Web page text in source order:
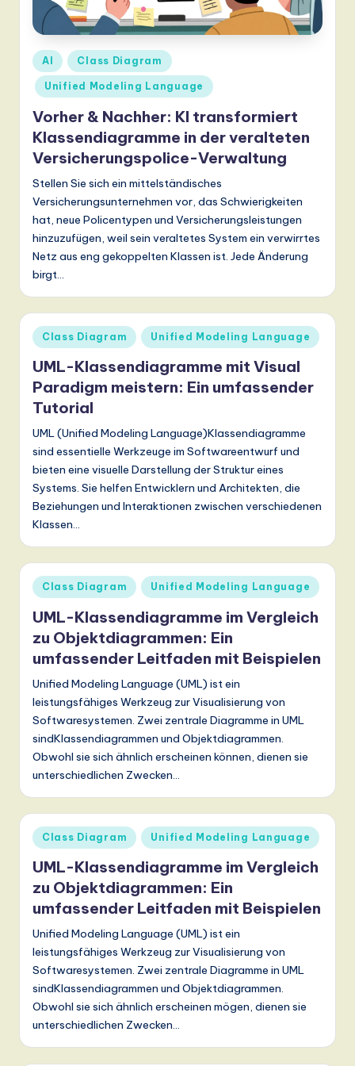
m
a
n
-
L
a
t
e
s
t
r
e
n
d
s
in
A
I,
S
o
ft
w
a
r
e
,
a
n
d
D
ig
it
a
In
n
o
v
a
Posted
in
AI Class Diagram
Unified Modeling Language
Vorher & Nachher: KI transformiert
Klassendiagramme in der veralteten
Versicherungspolice-Verwaltung
Stellen Sie sich ein mittelständisches
Versicherungsunternehmen vor, das Schwierigkeiten
hat, neue Policentypen und Versicherungsleistungen
hinzuzufügen, weil sein veraltetes System ein verwirrtes
Netz aus eng gekoppelten Klassen ist. Jede Änderung
birgt…
Posted
in
Class Diagram Unified Modeling Language
UML-Klassendiagramme mit Visual
Paradigm meistern: Ein umfassender
Tutorial
UML (Unified Modeling Language)Klassendiagramme
sind essentielle Werkzeuge im Softwareentwurf und
bieten eine visuelle Darstellung der Struktur eines
Systems. Sie helfen Entwicklern und Architekten, die
Beziehungen und Interaktionen zwischen verschiedenen
Klassen…
Posted
in
Class Diagram Unified Modeling Language
UML-Klassendiagramme im Vergleich
zu Objektdiagrammen: Ein
umfassender Leitfaden mit Beispielen
Unified Modeling Language (UML) ist ein
leistungsfähiges Werkzeug zur Visualisierung von
Softwaresystemen. Zwei zentrale Diagramme in UML
sindKlassendiagrammen und Objektdiagrammen.
Obwohl sie sich ähnlich erscheinen können, dienen sie
unterschiedlichen Zwecken…
Posted
in
Class Diagram Unified Modeling Language
UML-Klassendiagramme im Vergleich
zu Objektdiagrammen: Ein
umfassender Leitfaden mit Beispielen
Unified Modeling Language (UML) ist ein
leistungsfähiges Werkzeug zur Visualisierung von
Softwaresystemen. Zwei zentrale Diagramme in UML
sindKlassendiagrammen und Objektdiagrammen.
Obwohl sie sich ähnlich erscheinen mögen, dienen sie
unterschiedlichen Zwecken…